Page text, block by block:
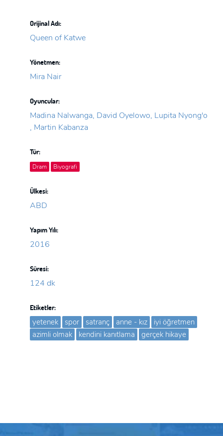
Orijinal Adı:
Queen of Katwe
Yönetmen:
Mira Nair
Oyuncular:
Madina Nalwanga, David Oyelowo, Lupita Nyong'o
, Martin Kabanza
Tür:
Dram Biyografi
Ülkesi:
ABD
Yapım Yılı:
2016
Süresi:
124 dk
Etiketler:
yetenek spor satranç anne - kız
iyi öğretmen
azimli olmak
kendini kanıtlama gerçek hikaye